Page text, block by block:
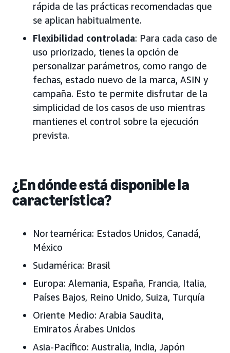
rápida de las prácticas recomendadas que
se aplican habitualmente.
Flexibilidad controlada: Para cada caso de
uso priorizado, tienes la opción de
personalizar parámetros, como rango de
fechas, estado nuevo de la marca, ASIN y
campaña. Esto te permite disfrutar de la
simplicidad de los casos de uso mientras
mantienes el control sobre la ejecución
prevista.
¿En dónde está disponible la
característica?
Norteamérica: Estados Unidos, Canadá,
México
Sudamérica: Brasil
Europa: Alemania, España, Francia, Italia,
Países Bajos, Reino Unido, Suiza, Turquía
Oriente Medio: Arabia Saudita,
Emiratos Árabes Unidos
Asia-Pacífico: Australia, India, Japón